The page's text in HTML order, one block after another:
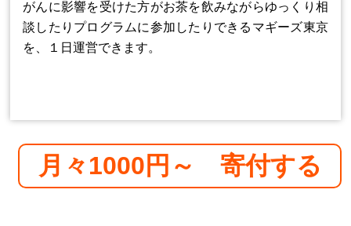
がんに影響を受けた方がお茶を飲みながらゆっくり相
談したりプログラムに参加したりできるマギーズ東京
を、１日運営できます。
月々1000円～ 寄付する